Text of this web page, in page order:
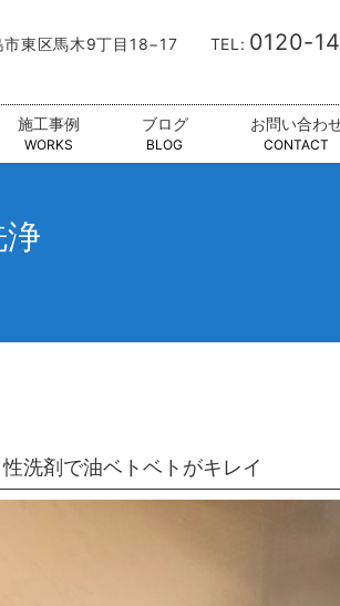
市東区馬木9丁目18−17 TEL: 0120-
施工事例
WORKS
ブログ
BLOG
お問い合わ
CONTACT
洗剤で油ベトベトがキレイ